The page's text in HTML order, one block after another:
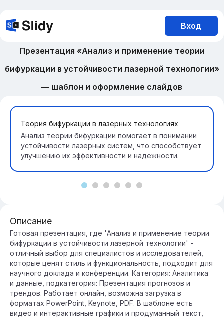
Вход
Презентация «Анализ и применение теории
бифуркации в устойчивости лазерной технологии»
— шаблон и оформление слайдов
Теория бифуркации в лазерных технологиях
Анализ теории бифуркации помогает в понимании
устойчивости лазерных систем, что способствует
улучшению их эффективности и надежности.
Описание
Готовая презентация, где 'Анализ и применение теории
бифуркации в устойчивости лазерной технологии' -
отличный выбор для специалистов и исследователей,
которые ценят стиль и функциональность, подходит для
научного доклада и конференции. Категория: Аналитика
и данные, подкатегория: Презентация прогнозов и
трендов. Работает онлайн, возможна загрузка в
форматах PowerPoint, Keynote, PDF. В шаблоне есть
видео и интерактивные графики и продуманный текст,